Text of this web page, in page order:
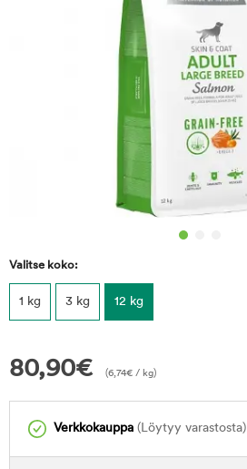
Valitse koko:
1 kg 3 kg 12 kg
80,90€ (6,74€ / kg)
Verkkokauppa (Löytyy varastosta)